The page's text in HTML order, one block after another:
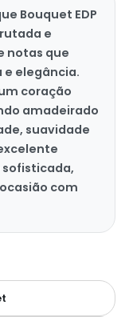
Bouquet EDP
e
notas que
elegância.
coração
amadeirado
suavidade
sofisticada,
com